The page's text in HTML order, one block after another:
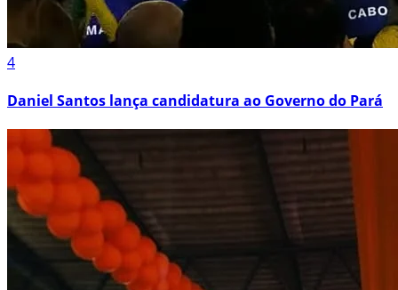
4
Daniel Santos lança candidatura ao Governo do Pará